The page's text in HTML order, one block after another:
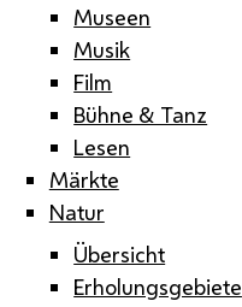
Museen
Musik
Film
Bühne & Tanz
Lesen
Märkte
Natur
Übersicht
Erholungsgebiete